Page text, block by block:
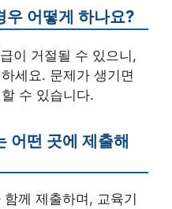
우 어떻게 하나요?
이 거절될 수 있으니,
세요. 문제가 생기면
수 있습니다.
어떤 곳에 제출해
께 제출하며, 교육기